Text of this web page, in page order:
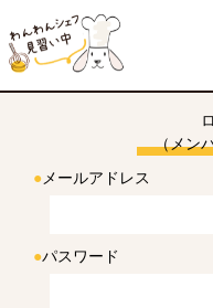
（メン
● メールアドレス
●パスワード